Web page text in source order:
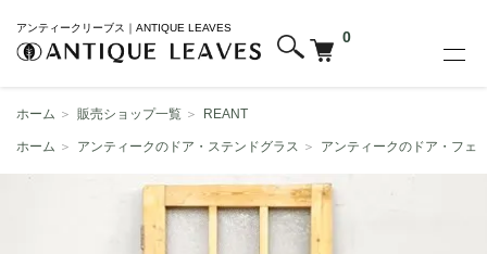
アンティークリーブス｜ANTIQUE LEAVES
0
ホーム ＞ 販売ショップ一覧 ＞ REANT
ホーム ＞ アンティークのドア・ステンドグラス ＞ アンティークのドア・フェ